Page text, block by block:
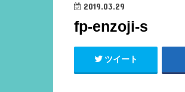
2019.03.29
fp-enzoji-s
ツイート